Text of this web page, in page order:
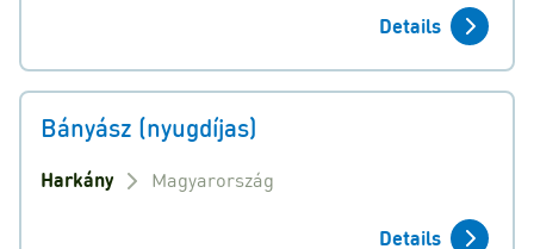
Details
Bányász (nyugdíjas)
Harkány Magyarország
Details